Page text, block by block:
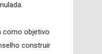
como objetivo
construir